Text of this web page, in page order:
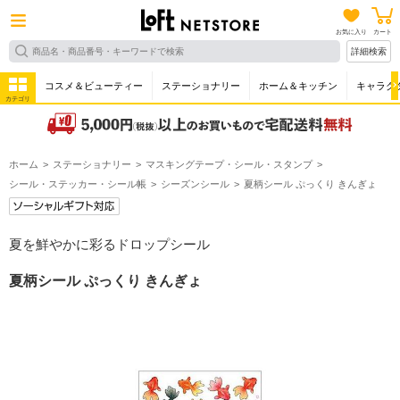
お気に入り カート
詳細検索
カテゴリ
コスメ＆ビューティー ステーショナリー ホーム＆キッチン キャラク
ホーム ステーショナリー
マスキングテープ・シール・スタンプ
シール・ステッカー・シール帳
シーズンシール 夏柄シール ぷっくり きんぎょ
夏を鮮やかに彩るドロップシール
夏柄シール ぷっくり きんぎょ